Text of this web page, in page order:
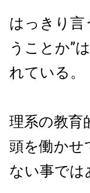
はっきり言
うことか”
れている。
理系の教育
頭を働かせ
ない事では